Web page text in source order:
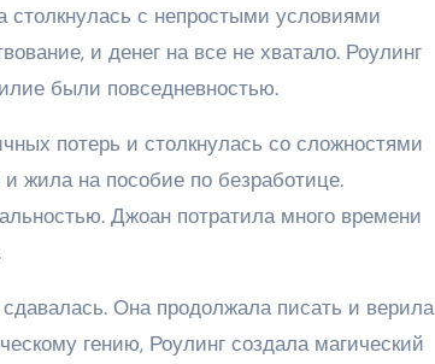
столкнулась с непростыми условиями
и денег на все не хватало. Роулинг
были повседневностью.
потерь и столкнулась со сложностями
жила на пособие по безработице.
Джоан потратила много времени
Она продолжала писать и верила
гению, Роулинг создала магический